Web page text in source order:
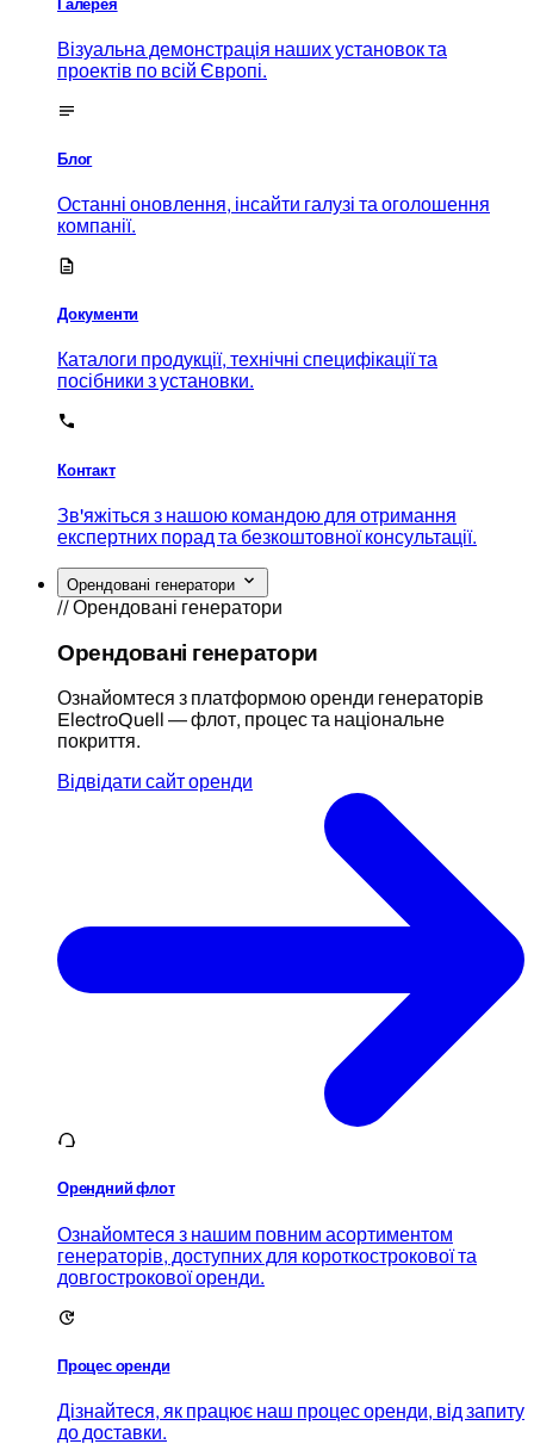
Галерея
Візуальна демонстрація наших установок та
проектів по всій Європі.
Блог
Останні оновлення, інсайти галузі та оголошення
компанії.
Документи
Каталоги продукції, технічні специфікації та
посібники з установки.
Контакт
Зв'яжіться з нашою командою для отримання
експертних порад та безкоштовної консультації.
Орендовані генератори
// Орендовані генератори
Орендовані генератори
Ознайомтеся з платформою оренди генераторів
ElectroQuell — флот, процес та національне
покриття.
Відвідати сайт оренди
Орендний флот
Ознайомтеся з нашим повним асортиментом
генераторів, доступних для короткострокової та
довгострокової оренди.
Процес оренди
Дізнайтеся, як працює наш процес оренди, від запиту
до доставки.